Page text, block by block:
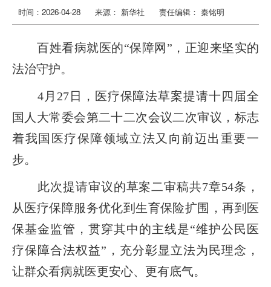
时间：2026-04-28 来源： 新华社 责任编辑： 秦铭明
百姓看病就医的“保障网”，正迎来坚实的
法治守护。
4月27日，医疗保障法草案提请十四届全
国人大常委会第二十二次会议二次审议，标志
着我国医疗保障领域立法又向前迈出重要一
步。
此次提请审议的草案二审稿共7章54条，
从医疗保障服务优化到生育保险扩围，再到医
保基金监管，贯穿其中的主线是“维护公民医
疗保障合法权益”，充分彰显立法为民理念，
让群众看病就医更安心、更有底气。